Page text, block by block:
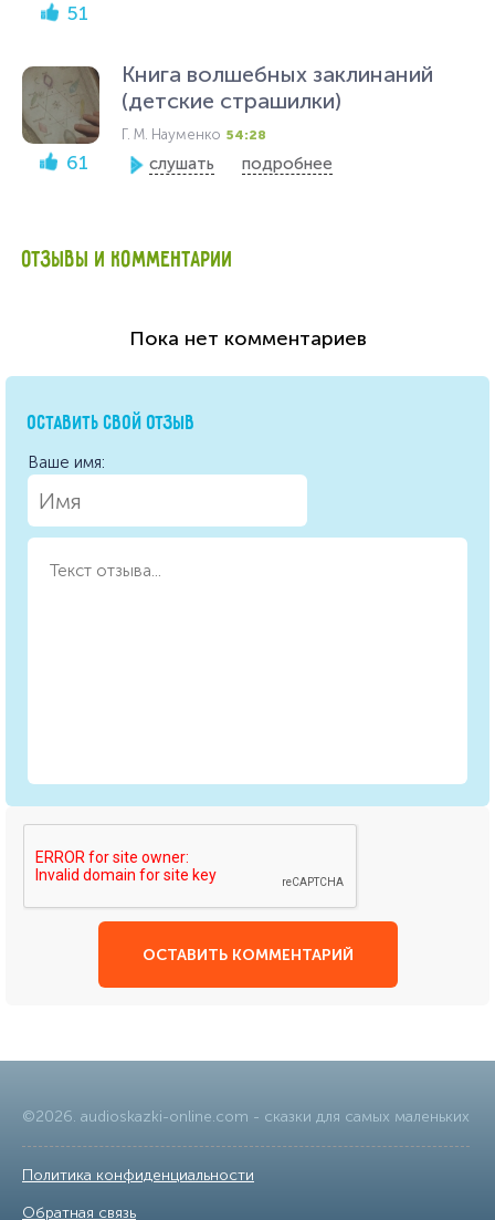
51
61
Книга волшебных заклинаний
(детские страшилки)
Г. М. Науменко 54:28
слушать подробнее
ОТЗЫВЫ И КОММЕНТАРИИ
Пока нет комментариев
ОСТАВИТЬ СВОЙ ОТЗЫВ
Ваше имя:
ОСТАВИТЬ КОММЕНТАРИЙ
©2026. audioskazki-online.com - сказки для самых маленьких
Политика конфиденциальности
Обратная связь